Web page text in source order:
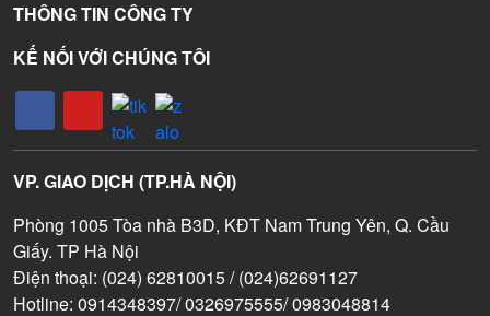
THÔNG TIN CÔNG TY
KẾ NỐI VỚI CHÚNG TÔI
VP. GIAO DỊCH (TP.HÀ NỘI)
Phòng 1005 Tòa nhà B3D, KĐT Nam Trung Yên, Q. Cầu
Giấy. TP Hà Nội
Điện thoại: (024) 62810015 / (024)62691127
Hotline: 0914348397/ 0326975555/ 0983048814